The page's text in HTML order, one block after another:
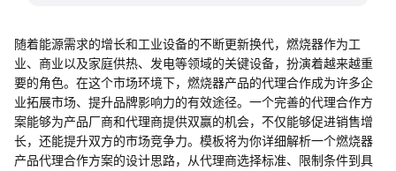
随着能源需求的增长和工业设备的不断更新换代，燃烧器作为工
业、商业以及家庭供热、发电等领域的关键设备，扮演着越来越重
要的角色。在这个市场环境下，燃烧器产品的代理合作成为许多企
业拓展市场、提升品牌影响力的有效途径。一个完善的代理合作方
案能够为产品厂商和代理商提供双赢的机会，不仅能够促进销售增
长，还能提升双方的市场竞争力。模板将为你详细解析一个燃烧器
产品代理合作方案的设计思路，从代理商选择标准、限制条件到具